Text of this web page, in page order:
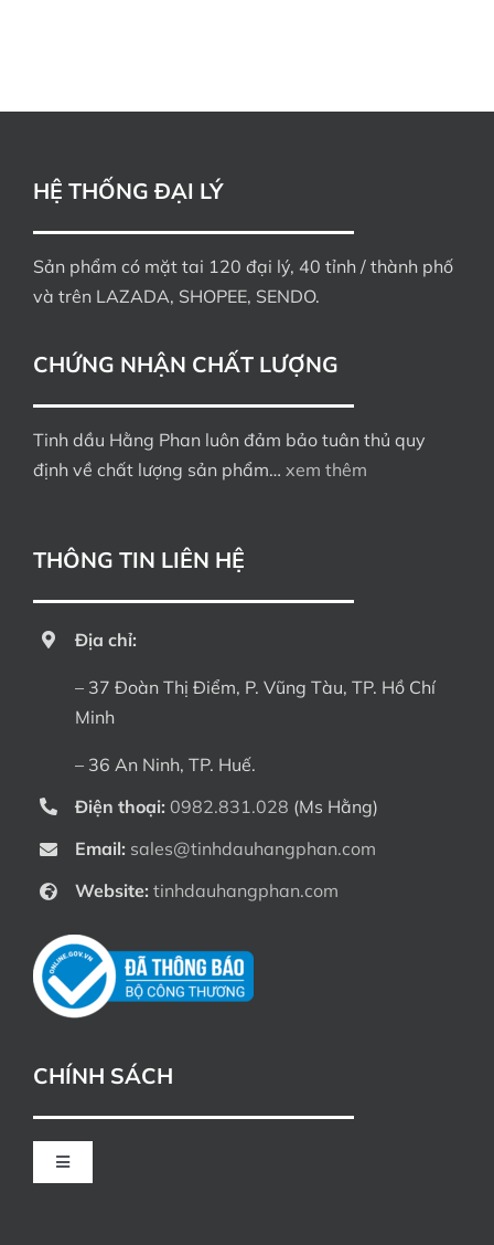
THÔNG TIN LIÊN HỆ
Địa chỉ:
– 37 Đoàn Thị Điểm, P. Vũng Tàu, TP. Hồ Chí
Minh
– 36 An Ninh, TP. Huế.
Điện thoại: 0982.831.028 (Ms Hằng)
Email: sales@tinhdauhangphan.com
Website: tinhdauhangphan.com
HỆ THỐNG ĐẠI LÝ
Sản phẩm có mặt tai 120 đại lý, 40 tỉnh / thành phố
và trên LAZADA, SHOPEE, SENDO.
CHỨNG NHẬN CHẤT LƯỢNG
Tinh dầu Hằng Phan luôn đảm bảo tuân thủ quy
định về chất lượng sản phẩm… xem thêm
CHÍNH SÁCH
Toggle